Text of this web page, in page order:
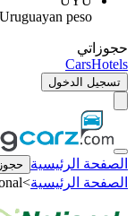
Uruguayan peso
حجوزاتي
CarsHotels
تسجيل الدخول
الصفحة الرئيسية
الصفحة الرئيسية>